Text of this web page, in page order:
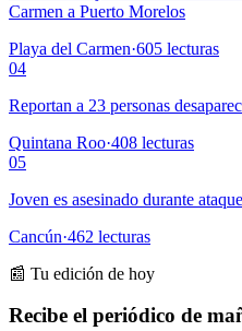
Carmen a Puerto Morelos
Playa del Carmen·605 lecturas
04
Reportan a 23 personas
Quintana Roo·408 lecturas
05
Joven es asesinado durante
Cancún·462 lecturas
📰 Tu edición de hoy
Recibe el periódico de